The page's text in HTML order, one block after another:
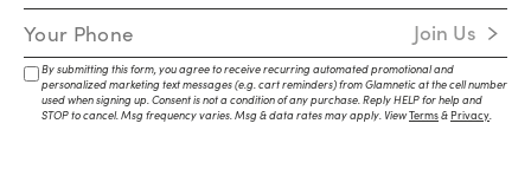
Mobile Number Join Us
By submitting this form, you agree to receive recurring automated promotional and
personalized marketing text messages (e.g. cart reminders) from Glamnetic at the cell number
used when signing up. Consent is not a condition of any purchase. Reply HELP for help and
STOP to cancel. Msg frequency varies. Msg & data rates may apply. ViewTerms&Privacy